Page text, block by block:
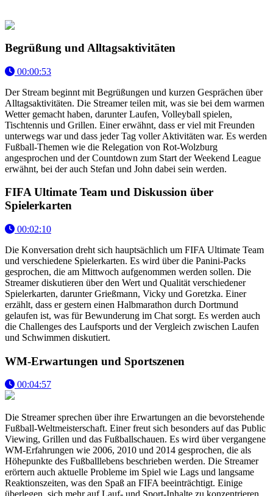
Begrüßung und Alltagsaktivitäten
00:00:53
Der Stream beginnt mit Begrüßungen und kurzen Gesprächen über
Alltagsaktivitäten. Die Streamer teilen mit, was sie bei dem warmen
Wetter gemacht haben, darunter Laufen, Volleyball spielen,
Tischtennis und Grillen. Einer erwähnt, dass er viel mit Freunden
unterwegs war und dass jeder Tag voller Aktivitäten war. Es werden
Fußball-Themen wie die Relegation von Rot-Wolzburg
angesprochen und der Countdown zum Start der Weekend League
erwähnt, bei der auch Stefan und John dabei sein werden.
FIFA Ultimate Team und Diskussion über
Spielerkarten
00:02:10
Die Konversation dreht sich hauptsächlich um FIFA Ultimate Team
und verschiedene Spielerkarten. Es wird über die Panini-Packs
gesprochen, die am Mittwoch aufgenommen werden sollen. Die
Streamer diskutieren über den Wert und Qualität verschiedener
Spielerkarten, darunter Grießmann, Vicky und Goretzka. Einer
erzählt, dass er gestern einen Halbmarathon durch Dortmund
gelaufen ist, was für Bewunderung im Chat sorgt. Es werden auch
die Challenges des Laufsports und der Vergleich zwischen Laufen
und Schwimmen diskutiert.
WM-Erwartungen und Sportszenen
00:04:57
Die Streamer sprechen über ihre Erwartungen an die bevorstehende
Fußball-Weltmeisterschaft. Einer freut sich besonders auf das Public
Viewing, Grillen und das Fußballschauen. Es wird über vergangene
WM-Erfahrungen wie 2006, 2010 und 2014 gesprochen, die als
Höhepunkte des Fußballlebens beschrieben werden. Die Streamer
erörtern auch aktuelle Probleme im Spiel wie Lags und langsame
Reaktionszeiten, was den Spaß an FIFA beeinträchtigt. Einige